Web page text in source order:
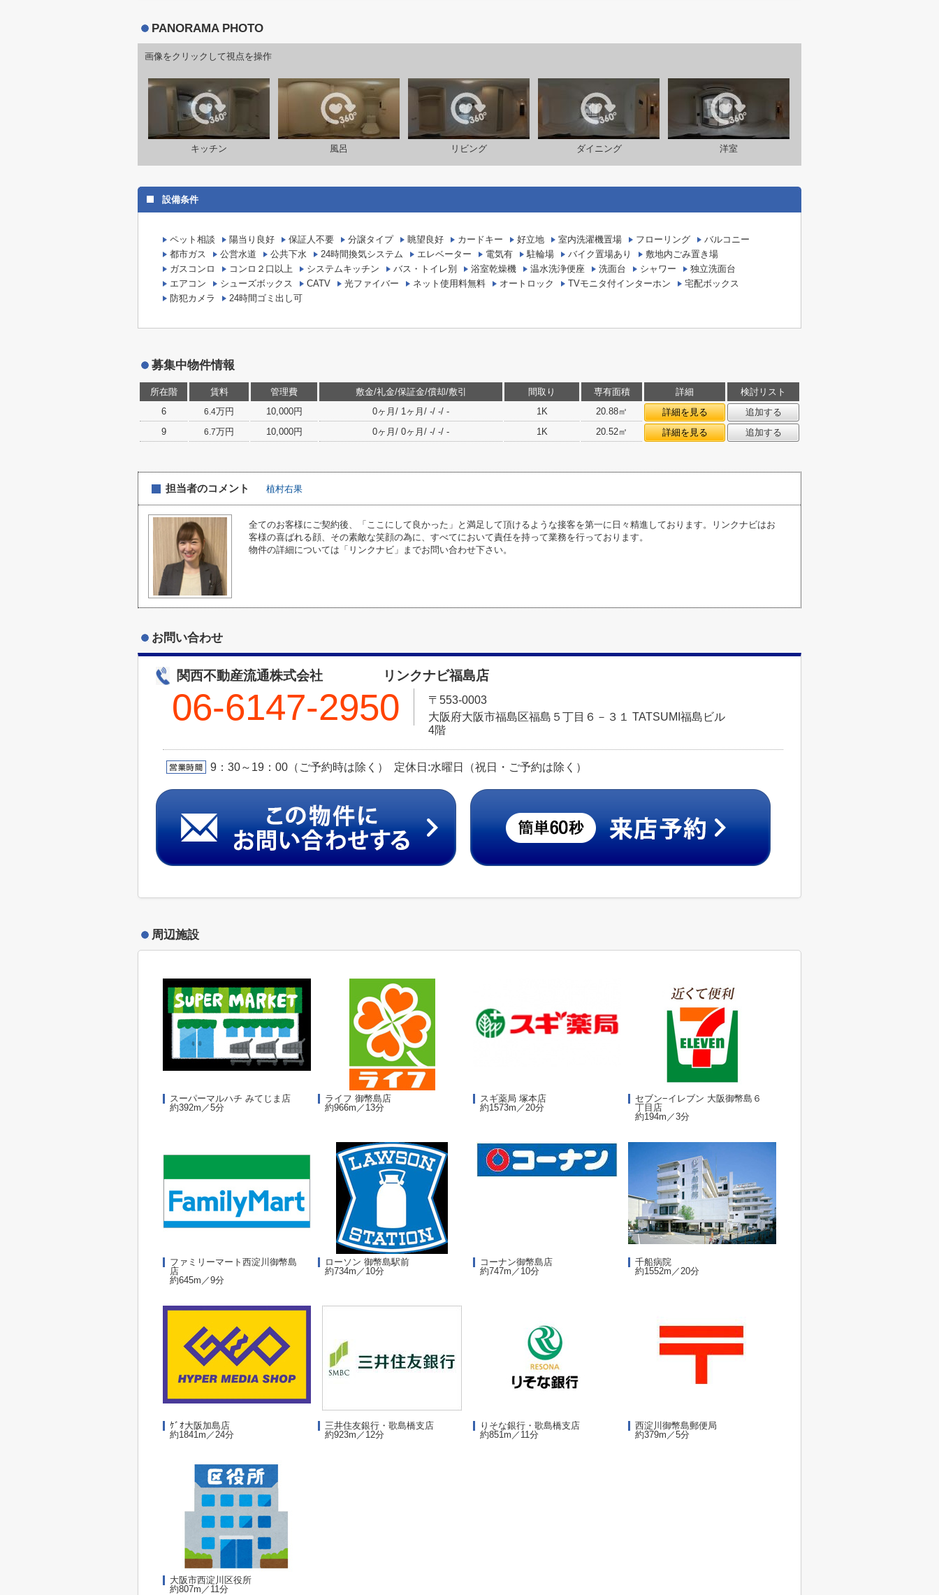
PANORAMA PHOTO
画像をクリックして視点を操作
キッチン 風呂 リビング ダイニング 洋室
設備条件
ペット相談 陽当り良好 保証人不要 分譲タイプ 眺望良好 カードキー 好立地 室内洗濯機置場 フローリング
バルコニー
都市ガス
公営水道 公共下水 24時間換気システム エレベーター 電気有 駐輪場 バイク置場あり
敷地内ごみ置き場
ガスコンロ
コンロ２口以上 システムキッチン バス・トイレ別 浴室乾燥機 温水洗浄便座 洗面台 シャワー
独立洗面台
エアコン
シューズボックス CATV 光ファイバー ネット使用料無料 オートロック TVモニタ付インターホン
宅配ボックス
防犯カメラ
24時間ゴミ出し可
募集中物件情報
所在階 賃料 管理費 敷金/礼金/保証金/償却/敷引 間取り 専有面積 詳細
検討リスト
6
6.4万円 10,000円 0ヶ月/ 1ヶ月/ -/ -/ - 1K 20.88㎡ 詳細を見る
追加する
9
6.7万円 10,000円 0ヶ月/ 0ヶ月/ -/ -/ - 1K 20.52㎡ 詳細を見る 追加する
担当者のコメント 植村右果
全てのお客様にご契約後、「ここにして良かった」と満足して頂けるような接客を第一に日々精進しております。リンクナビはお
客様の喜ばれる顔、その素敵な笑顔の為に、すべてにおいて責任を持って業務を行っております。
物件の詳細については「リンクナビ」までお問い合わせ下さい。
お問い合わせ
関西不動産流通株式会社 リンクナビ福島店
06-6147-2950
〒553-0003
大阪府大阪市福島区福島５丁目６－３１ TATSUMI福島ビル
4階
9：30～19：00（ご予約時は除く） 定休日:水曜日（祝日・ご予約は除く）
周辺施設
スーパーマルハチ みてじま店
約392m／5分
ライフ 御幣島店
約966m／13分
スギ薬局 塚本店
約1573m／20分
セブン−イレブン 大阪御幣島６
丁目店
約194m／3分
ファミリーマート西淀川御幣島
店
約645m／9分
ローソン 御幣島駅前
約734m／10分
コーナン御幣島店
約747m／10分
千船病院
約1552m／20分
ｹﾞｵ大阪加島店
約1841m／24分
三井住友銀行・歌島橋支店
約923m／12分
りそな銀行・歌島橋支店
約851m／11分
西淀川御幣島郵便局
約379m／5分
大阪市西淀川区役所
約807m／11分